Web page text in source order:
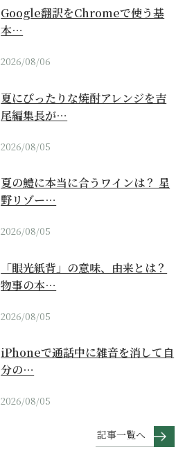
Google翻訳をChromeで使う基
本…
2026/08/06
夏にぴったりな焼酎アレンジを吉
尾編集長が…
2026/08/05
夏の鱧に本当に合うワインは？ 星
野リゾー…
2026/08/05
「眼光紙背」の意味、由来とは？
物事の本…
2026/08/05
iPhoneで通話中に雑音を消して自
分の…
2026/08/05
記事一覧へ